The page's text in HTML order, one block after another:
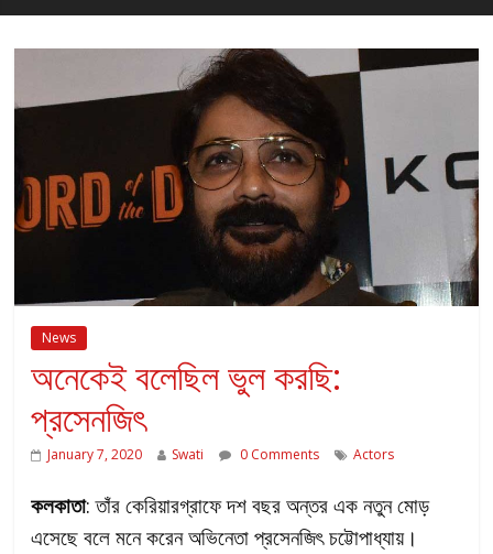
News
অনেকেই বলেছিল ভুল করছি:
প্রসেনজিৎ
January 7, 2020 Swati 0 Comments Actors
কলকাতা: তাঁর কেরিয়ারগ্রাফে দশ বছর অন্তর এক নতুন মোড়
এসেছে বলে মনে করেন অভিনেতা প্রসেনজিৎ চট্টোপাধ্যায়।